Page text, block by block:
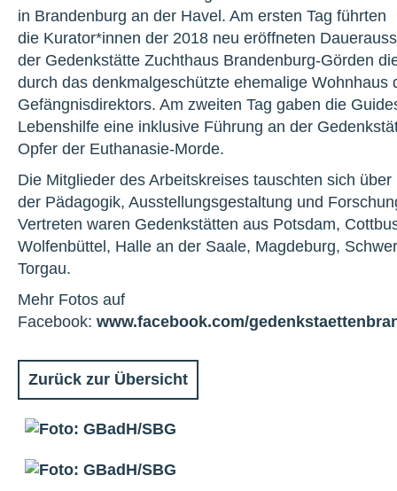
in Brandenburg an der Havel. Am ersten Tag führten
die Kurator*innen der 2018 neu eröffneten
der Gedenkstätte Zuchthaus Brandenburg-Görden
durch das denkmalgeschützte ehemalige Wohnhaus
Gefängnisdirektors. Am zweiten Tag gaben die
Lebenshilfe eine inklusive Führung an der
Opfer der Euthanasie-Morde.
Die Mitglieder des Arbeitskreises tauschten sich über
der Pädagogik, Ausstellungsgestaltung und
Vertreten waren Gedenkstätten aus Potsdam,
Wolfenbüttel, Halle an der Saale, Magdeburg,
Torgau.
Mehr Fotos auf
Facebook: www.facebook.com/
Zurück zur Übersicht